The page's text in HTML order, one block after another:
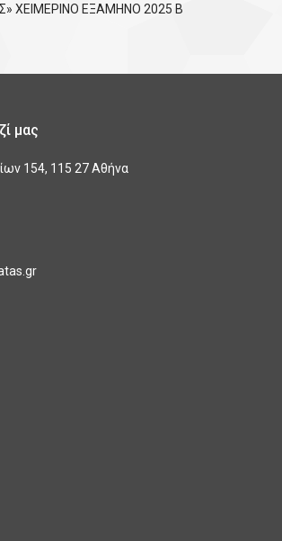
ΧΕΙΜΕΡΙΝΟ ΕΞΑΜΗΝΟ 2025 Β
μας
154, 115 27 Αθήνα